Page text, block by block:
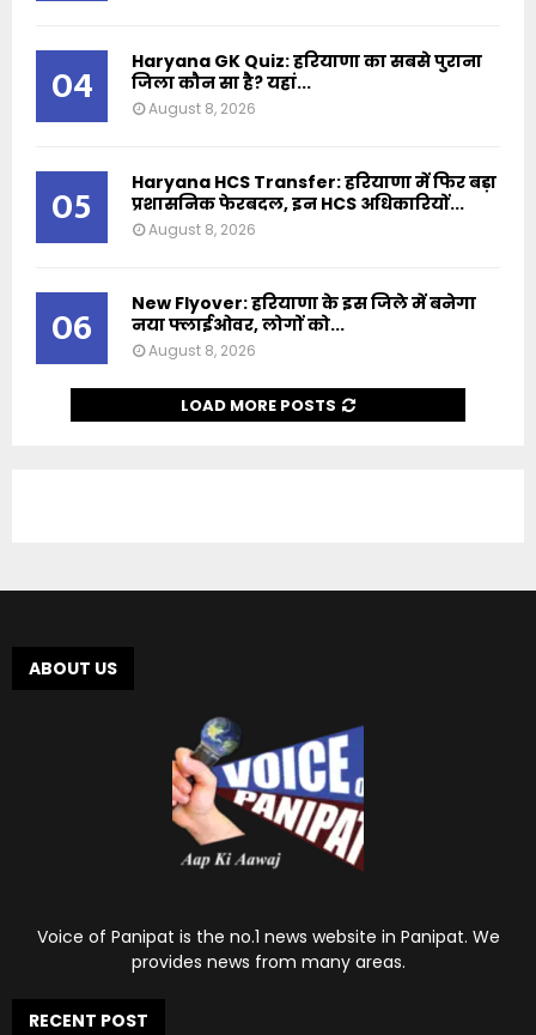
04
Haryana GK Quiz: हरियाणा का सबसे पुराना
जिला कौन सा है? यहां...
August 8, 2026
05
Haryana HCS Transfer: हरियाणा में फिर बड़ा
प्रशासनिक फेरबदल, इन HCS अधिकारियों...
August 8, 2026
06
New Flyover: हरियाणा के इस जिले में बनेगा
नया फ्लाईओवर, लोगों को...
August 8, 2026
LOAD MORE POSTS
ABOUT US
Voice of Panipat is the no.1 news website in Panipat. We
provides news from many areas.
RECENT POST